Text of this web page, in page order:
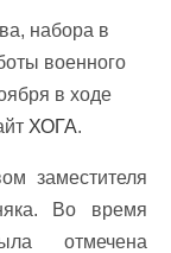
набора в
военного
в ходе
ХОГА.
заместителя
Во время
отмечена